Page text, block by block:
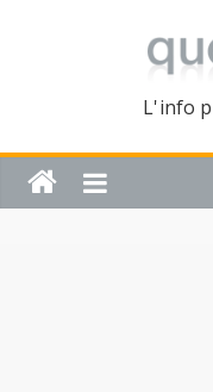
L'info